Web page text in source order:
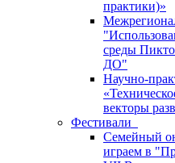
практики)»
среды
ДО"
Научно-
векторы
Фестивали
Семейный
играем в